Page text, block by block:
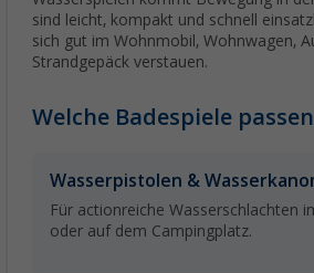
sind leicht, kompakt und schnell
sich gut im Wohnmobil, Wohnwagen,
Strandgepäck verstauen.
Welche Badespiele
Wasserpistolen &
Für actionreiche Wasserschlachten
oder auf dem Campingplatz.